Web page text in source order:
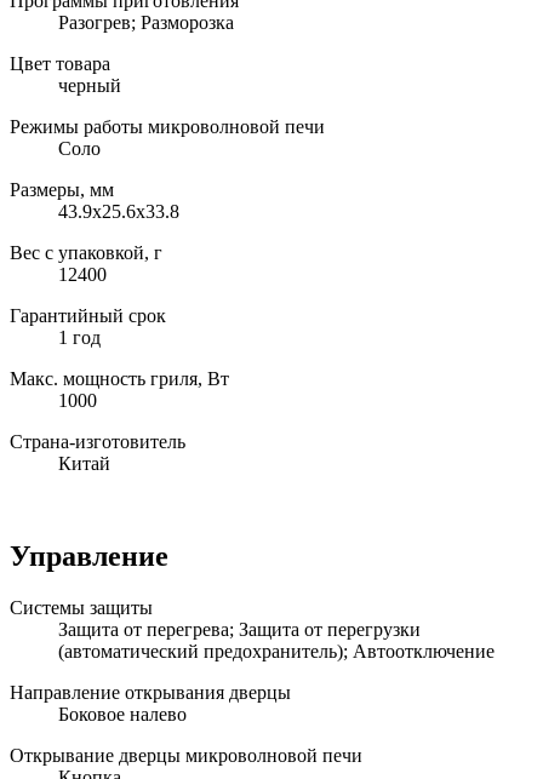
Разогрев; Разморозка
Цвет товара
черный
Режимы работы микроволновой печи
Соло
Размеры, мм
43.9х25.6х33.8
Вес с упаковкой, г
12400
Гарантийный срок
1 год
Макс. мощность гриля, Вт
1000
Страна-изготовитель
Китай
Управление
Системы защиты
Защита от перегрева; Защита от перегрузки
(автоматический предохранитель); Автоотключение
Направление открывания дверцы
Боковое налево
Открывание дверцы микроволновой печи